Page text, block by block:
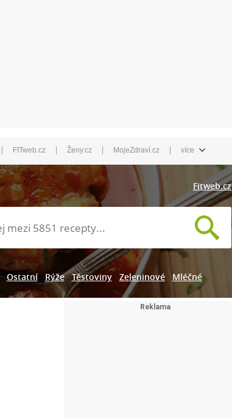
| FITweb.cz | Ženy.cz | MojeZdraví.cz | více
Fitweb.cz
Ostatní Rýže Těstoviny Zeleninové Mléčné